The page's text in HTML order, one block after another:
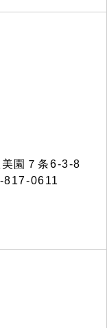
園７条6-3-8
817-0611